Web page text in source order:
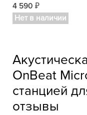
4 590 ₽
Нет в наличии
OnBeat
станцией
отзывы